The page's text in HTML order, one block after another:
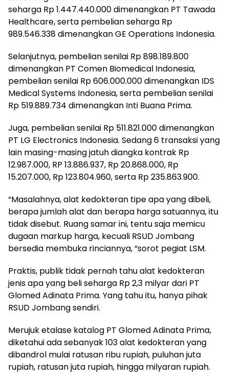
seharga Rp 1.447.440.000 dimenangkan PT Tawada
Healthcare, serta pembelian seharga Rp
989.546.338 dimenangkan GE Operations Indonesia.
Selanjutnya, pembelian senilai Rp 898.189.800
dimenangkan PT Comen Biomedical Indonesia,
pembelian senilai Rp 606.000.000 dimenangkan IDS
Medical Systems Indonesia, serta pembelian senilai
Rp 519.889.734 dimenangkan Inti Buana Prima.
Juga, pembelian senilai Rp 511.821.000 dimenangkan
PT LG Electronics Indonesia. Sedang 6 transaksi yang
lain masing-masing jatuh diangka kontrak Rp
12.987.000, RP 13.886.937, Rp 20.868.000, Rp
15.207.000, Rp 123.804.960, serta Rp 235.863.900.
“Masalahnya, alat kedokteran tipe apa yang dibeli,
berapa jumlah alat dan berapa harga satuannya, itu
tidak disebut. Ruang samar ini, tentu saja memicu
dugaan markup harga, kecuali RSUD Jombang
bersedia membuka rinciannya, “sorot pegiat LSM.
Praktis, publik tidak pernah tahu alat kedokteran
jenis apa yang beli seharga Rp 2,3 milyar dari PT
Glomed Adinata Prima. Yang tahu itu, hanya pihak
RSUD Jombang sendiri.
Merujuk etalase katalog PT Glomed Adinata Prima,
diketahui ada sebanyak 103 alat kedokteran yang
dibandrol mulai ratusan ribu rupiah, puluhan juta
rupiah, ratusan juta rupiah, hingga milyaran rupiah.